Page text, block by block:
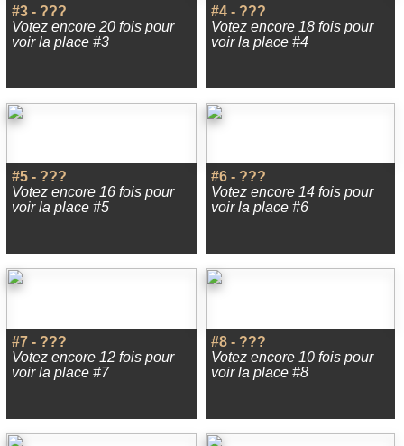
#3 - ???
Votez encore 20 fois pour
voir la place #3
#4 - ???
Votez encore 18 fois pour
voir la place #4
#5 - ???
Votez encore 16 fois pour
voir la place #5
#6 - ???
Votez encore 14 fois pour
voir la place #6
#7 - ???
Votez encore 12 fois pour
voir la place #7
#8 - ???
Votez encore 10 fois pour
voir la place #8